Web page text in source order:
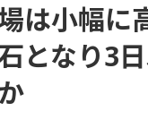
は小幅
となり3